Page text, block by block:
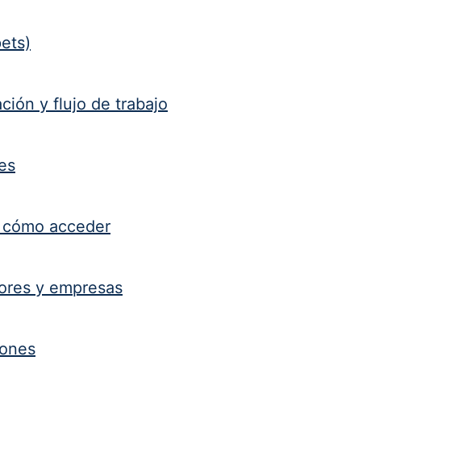
y flujo de trabajo
acceder
y empresas